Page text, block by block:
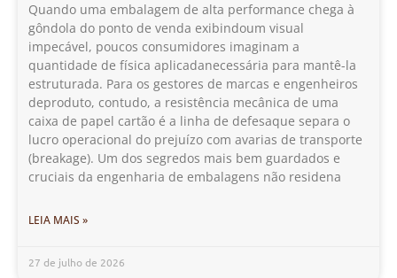
Quando uma embalagem de alta performance chega à
gôndola do ponto de venda exibindoum visual
impecável, poucos consumidores imaginam a
quantidade de física aplicadanecessária para mantê-la
estruturada. Para os gestores de marcas e engenheiros
deproduto, contudo, a resistência mecânica de uma
caixa de papel cartão é a linha de defesaque separa o
lucro operacional do prejuízo com avarias de transporte
(breakage). Um dos segredos mais bem guardados e
cruciais da engenharia de embalagens não residena
LEIA MAIS »
27 de julho de 2026